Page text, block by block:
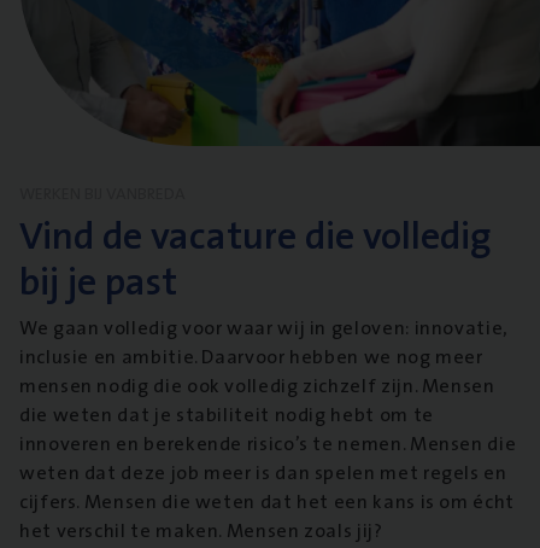
Vind de vacature die volledig
bij je past
We gaan volledig voor waar wij in geloven: innovatie,
inclusie en ambitie. Daarvoor hebben we nog meer
mensen nodig die ook volledig zichzelf zijn. Mensen
die weten dat je stabiliteit nodig hebt om te
innoveren en berekende risico’s te nemen. Mensen die
weten dat deze job meer is dan spelen met regels en
cijfers. Mensen die weten dat het een kans is om écht
het verschil te maken. Mensen zoals jij?